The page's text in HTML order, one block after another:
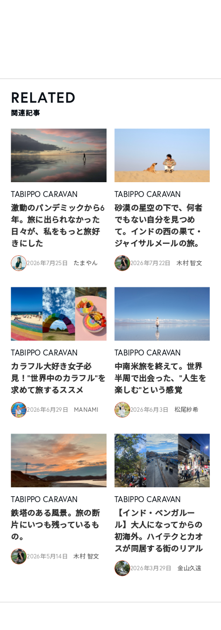
RELATED
関連記事
TABIPPO CARAVAN
激動のパンデミックから6
年。旅に出られなかった
日々が、私をもっと旅好
きにした
2026年7月25日 たまやん
TABIPPO CARAVAN
砂漠の星空の下で、何者
でもない自分を見つめ
て。インドの西の果て・
ジャイサルメールの旅。
2026年7月22日 木村 智文
TABIPPO CARAVAN
カラフル大好き女子必
見！”世界中のカラフル”を
求めて旅するススメ
2026年6月29日 MANAMI
TABIPPO CARAVAN
中南米旅を終えて。世界
半周で出会った、“人生を
楽しむ”という感覚
2026年6月3日 松尾紗希
TABIPPO CARAVAN
鉄塔のある風景。旅の断
片にいつも残っているも
の。
2026年5月14日 木村 智文
TABIPPO CARAVAN
【インド・ベンガルー
ル】大人になってからの
初海外。ハイテクとカオ
スが同居する街のリアル
2026年3月29日 金山久遠